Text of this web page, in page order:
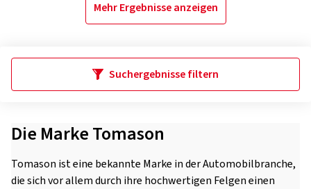
Mehr Ergebnisse anzeigen
Suchergebnisse filtern
Die Marke Tomason
Tomason ist eine bekannte Marke in der Automobilbranche,
die sich vor allem durch ihre hochwertigen Felgen einen